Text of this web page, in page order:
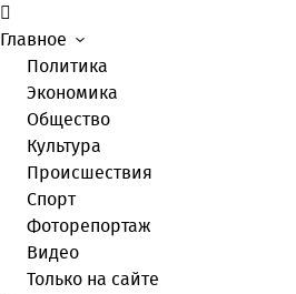
Главное
Политика
Экономика
Общество
Культура
Происшествия
Спорт
Фоторепортаж
Видео
Только на сайте